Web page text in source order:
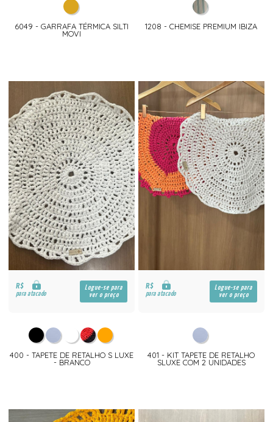
6049 - GARRAFA TÉRMICA SILTI
MOVI
1208 - CHEMISE PREMIUM IBIZA
R$
para atacado
Logue-se para
ver o preço
400 - TAPETE DE RETALHO S LUXE
- BRANCO
R$
para atacado
Logue-se para
ver o preço
401 - KIT TAPETE DE RETALHO
SLUXE COM 2 UNIDADES